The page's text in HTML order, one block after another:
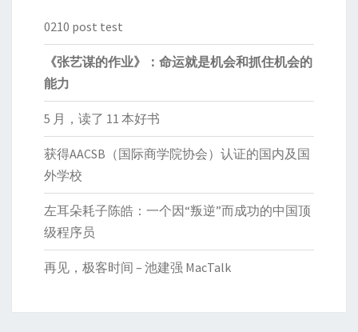
0210 post test
《张艺谋的作业》：命运就是机会和抓住机会的
能力
5 月，读了 11 本好书
获得AACSB（国际商学院协会）认证的国内及国
外学校
左耳朵耗子陈皓：一个因“叛逆”而成功的中国顶
级程序员
再见，极客时间 – 池建强 MacTalk